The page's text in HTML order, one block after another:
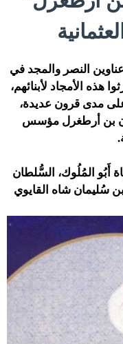
النصر والمجد في
هذه الأمجاد لأبنائهم،
مدى قرون عديدة،
بن أرطغرل مؤسس
أَبُو المُلُوك، السُّلطان
سُليمان شاه القايوي